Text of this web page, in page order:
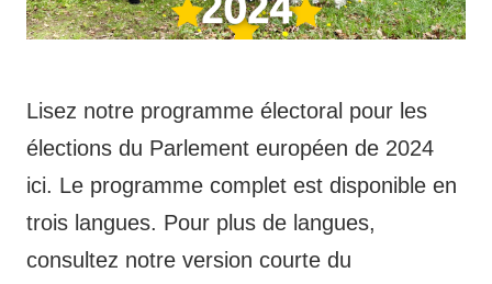
Lisez notre programme électoral pour les
élections du Parlement européen de 2024
ici. Le programme complet est disponible en
trois langues. Pour plus de langues,
consultez notre version courte du